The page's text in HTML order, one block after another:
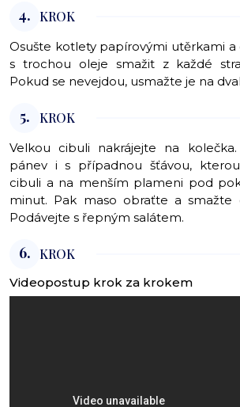
4. KROK
Osušte kotlety papírovými utěrkami
s trochou oleje smažit z každé
Pokud se nevejdou, usmažte je na
5. KROK
Velkou cibuli nakrájejte na
pánev i s případnou šťávou,
cibuli a na menším plameni pod
minut. Pak maso obraťte a smažte
Podávejte s řepným salátem.
6. KROK
Videopostup krok za krokem